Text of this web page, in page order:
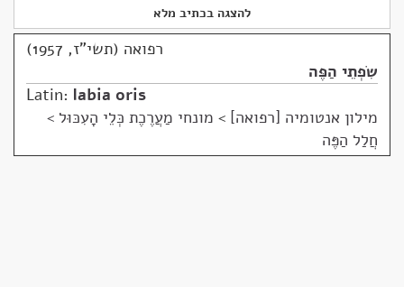
להצגה בכתיב מלא
רפואה (תשי"ז, 1957)
שִׂפְתֵי הַפֶּה
Latin: labia oris
מילון אנטומיה [רפואה] > מונחי מַעֲרֶכֶת כְּלֵי הָעִכּוּל >
חֲלַל הַפֶּה